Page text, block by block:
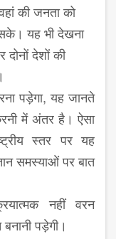
की जनता को
सके। यह भी देखना
दोनों देशों की
पड़ेगा, यह जानते
में अंतर है। ऐसा
स्तर पर यह
समस्याओं पर बात
नहीं वरन
पड़ेगी।